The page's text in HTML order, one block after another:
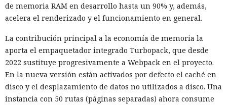
de memoria RAM en desarrollo hasta un 90% y, además,
acelera el renderizado y el funcionamiento en general.
La contribución principal a la economía de memoria la
aporta el empaquetador integrado Turbopack, que desde
2022 sustituye progresivamente a Webpack en el proyecto.
En la nueva versión están activados por defecto el caché en
disco y el desplazamiento de datos no utilizados a disco. Una
instancia con 50 rutas (páginas separadas) ahora consume